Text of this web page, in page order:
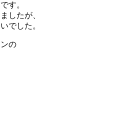
す。
したが、
でした。
の